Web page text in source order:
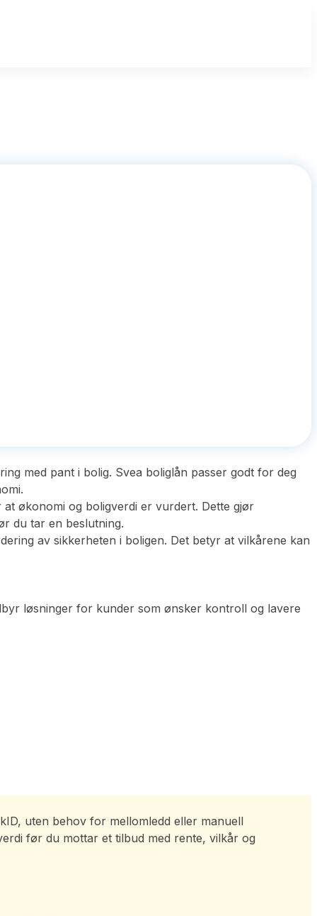
med pant i bolig. Svea boliglån passer godt for deg
at økonomi og boligverdi er vurdert. Dette gjør
du tar en beslutning.
av sikkerheten i boligen. Det betyr at vilkårene kan
løsninger for kunder som ønsker kontroll og lavere
uten behov for mellomledd eller manuell
før du mottar et tilbud med rente, vilkår og